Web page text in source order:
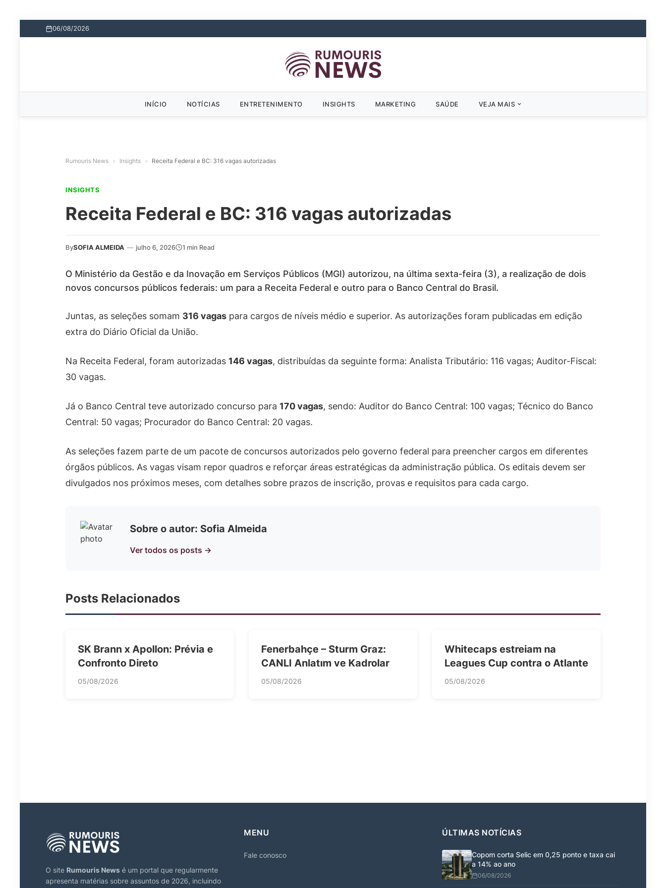
06/08/2026
INÍCIO NOTÍCIAS ENTRETENIMENTO INSIGHTS MARKETING SAÚDE VEJA MAIS
Rumouris News » Insights » Receita Federal e BC: 316 vagas autorizadas
INSIGHTS
Receita Federal e BC: 316 vagas autorizadas
BySOFIA ALMEIDA — julho 6, 2026 1 min Read
O Ministério da Gestão e da Inovação em Serviços Públicos (MGI) autorizou, na última sexta-feira (3), a realização de dois
novos concursos públicos federais: um para a Receita Federal e outro para o Banco Central do Brasil.
Juntas, as seleções somam 316 vagas para cargos de níveis médio e superior. As autorizações foram publicadas em edição
extra do Diário Oficial da União.
Na Receita Federal, foram autorizadas 146 vagas, distribuídas da seguinte forma: Analista Tributário: 116 vagas; Auditor-Fiscal:
30 vagas.
Já o Banco Central teve autorizado concurso para 170 vagas, sendo: Auditor do Banco Central: 100 vagas; Técnico do Banco
Central: 50 vagas; Procurador do Banco Central: 20 vagas.
As seleções fazem parte de um pacote de concursos autorizados pelo governo federal para preencher cargos em diferentes
órgãos públicos. As vagas visam repor quadros e reforçar áreas estratégicas da administração pública. Os editais devem ser
divulgados nos próximos meses, com detalhes sobre prazos de inscrição, provas e requisitos para cada cargo.
Sobre o autor: Sofia Almeida
Ver todos os posts →
Posts Relacionados
SK Brann x Apollon: Prévia e
Confronto Direto
05/08/2026
Fenerbahçe – Sturm Graz:
CANLI Anlatım ve Kadrolar
05/08/2026
Whitecaps estreiam na
Leagues Cup contra o Atlante
05/08/2026
O site Rumouris News é um portal que regularmente
apresenta matérias sobre assuntos de 2026, incluindo
MENU
Fale conosco
ÚLTIMAS NOTÍCIAS
Copom corta Selic em 0,25 ponto e taxa cai
a 14% ao ano
06/08/2026